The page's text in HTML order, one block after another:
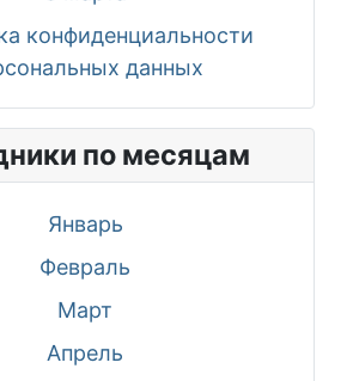
конфиденциальности
данных
по месяцам
Январь
Февраль
Март
Апрель